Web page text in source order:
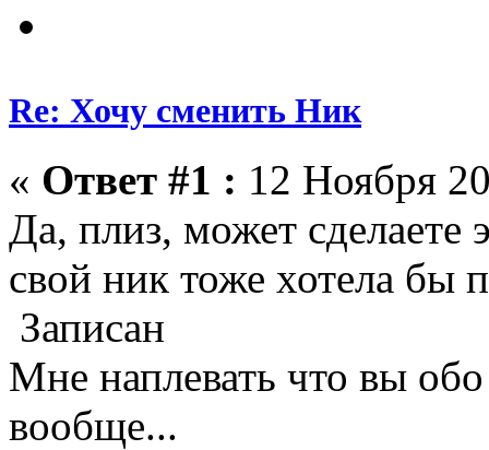
Re: Хочу сменить Ник
« Ответ #1 : 12 Ноября
Да, плиз, может
свой ник тоже хотела
Записан
Мне наплевать что вы
вообще...